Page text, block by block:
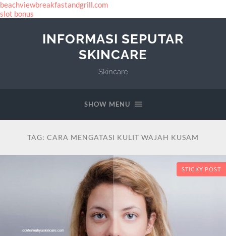
beachviewbreakfastandgrill.com
slot bonus
INFORMASI SEPUTAR
SKINCARE
Skincare
SHOW MENU
TAG: CARA MENGATASI KULIT WAJAH KUSAM
STICKY POST